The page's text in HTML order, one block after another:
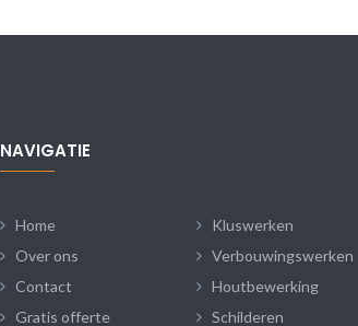
NAVIGATIE
Home
Kluswerken
Over ons
Verbouwingswerken
Contact
Houtbewerking
Gratis offerte
Schilderen